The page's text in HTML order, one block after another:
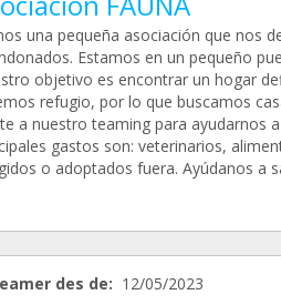
una pequeña asociación que nos
Estamos en un pequeño
objetivo es encontrar un hogar
refugio, por lo que buscamos
a nuestro teaming para ayudarnos
gastos son: veterinarios,
o adoptados fuera. Ayúdanos a
des de: 12/05/2023